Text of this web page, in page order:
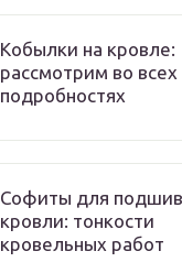
Кобылки на кровле:
рассмотрим во всех
подробностях
Софиты для
кровли: тонкости
кровельных работ